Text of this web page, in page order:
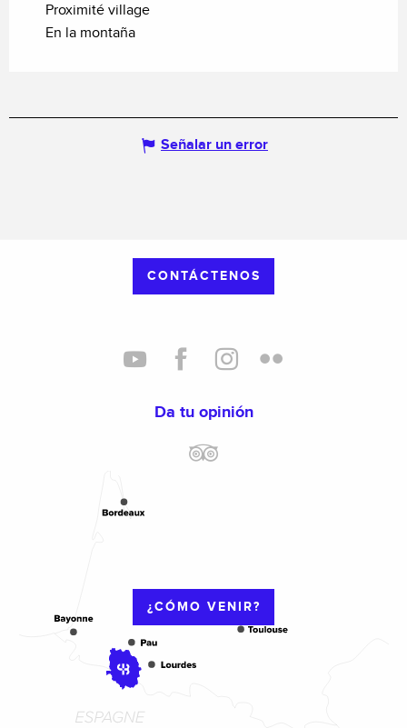
Proximité village
En la montaña
Señalar un error
CONTÁCTENOS
Da tu opinión
¿CÓMO VENIR?